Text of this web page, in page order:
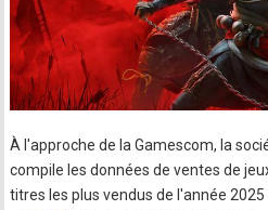
À l'approche de la Gamescom, la
compile les données de ventes de
titres les plus vendus de l'année